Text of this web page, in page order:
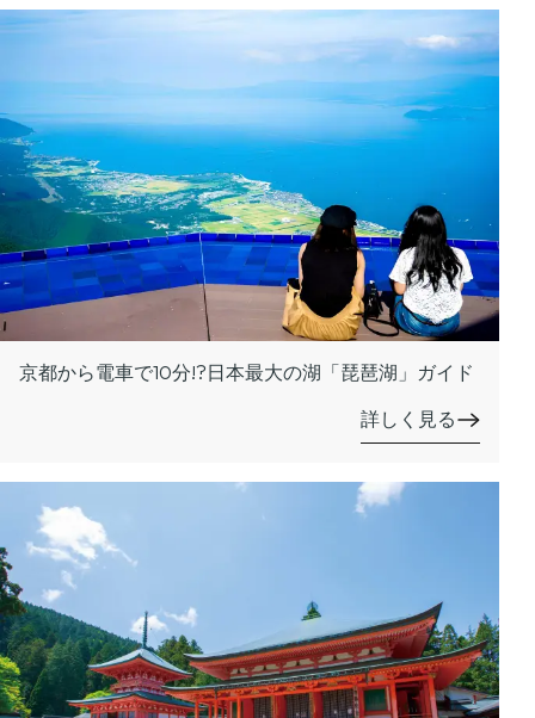
京都から電車で10分!?日本最大の湖「琵琶湖」ガイド
詳しく見る